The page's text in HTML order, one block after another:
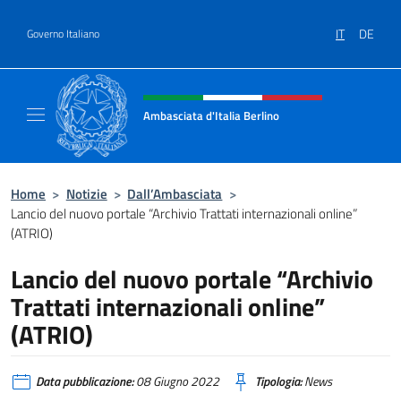
Governo Italiano IT DE
Intestazione sito, social e menù
Ambasciata d'Italia Berlino
Home > Notizie > Dall’Ambasciata >
Lancio del nuovo portale “Archivio Trattati internazionali online”
(ATRIO)
Lancio del nuovo portale “Archivio
Trattati internazionali online”
(ATRIO)
Data pubblicazione:08 Giugno 2022 Tipologia:News